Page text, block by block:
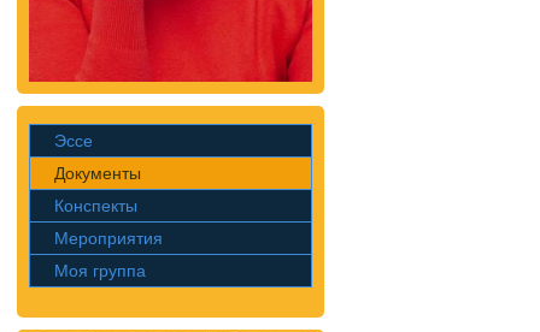
Эссе
Документы
Конспекты
Мероприятия
Моя группа